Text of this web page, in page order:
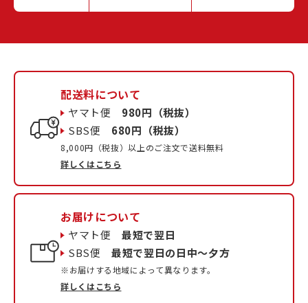
配送料について
ヤマト便 980円（税抜）
SBS便 680円（税抜）
8,000円（税抜）以上のご注文で送料無料
詳しくはこちら
お届けについて
ヤマト便最短で翌日
SBS便最短で翌日の日中〜夕方
※お届けする地域によって異なります。
詳しくはこちら